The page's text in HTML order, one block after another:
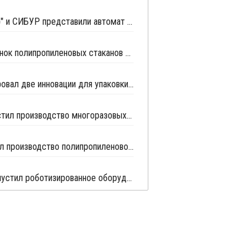
"Георг полимер" и СИБУР представили автомат по сбору ПП-тары для переработки
В 2026 году рынок полипропиленовых стаканов в России вырастет на 20–22%
СИБУР анонсировал две инновации для упаковки и производства бытовой техники
Бытпласт запустил производство многоразовых пластиковых бутылок для воды
Биаксплен начал производство полипропиленовой пленки для запайки лотков
ЗТИ ГРУПП запустил роботизированное оборудование для выпуска пластиковых бочек